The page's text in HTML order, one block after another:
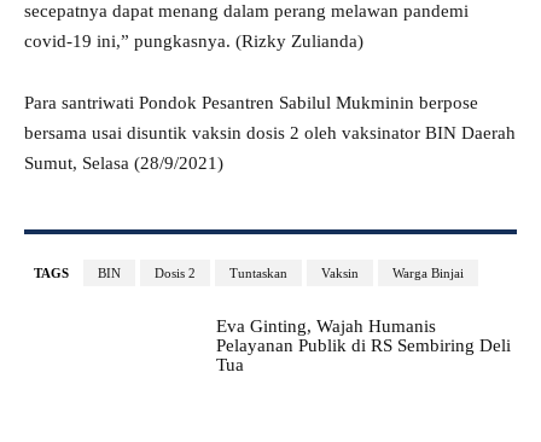
secepatnya dapat menang dalam perang melawan pandemi
covid-19 ini,” pungkasnya. (Rizky Zulianda)
Para santriwati Pondok Pesantren Sabilul Mukminin berpose
bersama usai disuntik vaksin dosis 2 oleh vaksinator BIN Daerah
Sumut, Selasa (28/9/2021)
TAGS BIN Dosis 2 Tuntaskan Vaksin Warga Binjai
Eva Ginting, Wajah Humanis
Pelayanan Publik di RS Sembiring Deli
Tua